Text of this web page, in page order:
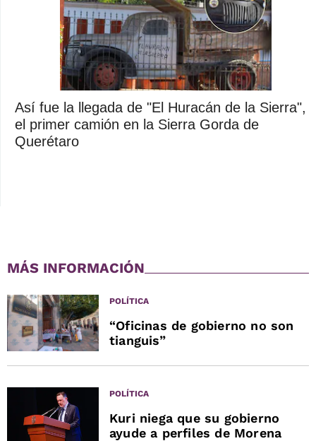
Así fue la llegada de "El Huracán de la Sierra",
el primer camión en la Sierra Gorda de
Querétaro
MÁS INFORMACIÓN
POLÍTICA
“Oficinas de gobierno no son
tianguis”
POLÍTICA
Kuri niega que su gobierno
ayude a perfiles de Morena